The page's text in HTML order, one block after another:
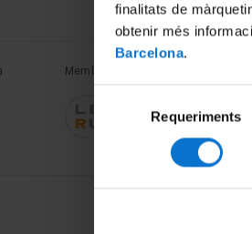
finalitats de
obtenir més
Barcelona.
consentiment
Requeriments
Membre de la